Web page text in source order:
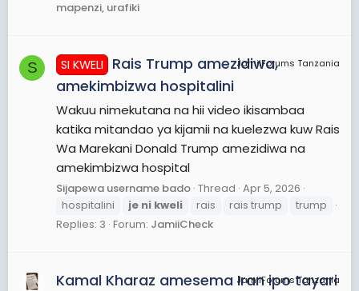
mapenzi, urafiki
S JamiiForums Tanzania
SI KWELI
Rais Trump amezidiwa,
amekimbizwa hospitalini
Wakuu nimekutana na hii video ikisambaa
katika mitandao ya kijamii na kuelezwa kuw Rais
Wa Marekani Donald Trump amezidiwa na
amekimbizwa hospital
Sijapewa username bado Thread Apr 5, 2026
hospitalini
je ni kweli rais rais trump
trump
Replies: 3 Forum: JamiiCheck
JamiiForums Tanzania
Kamal Kharaz amesema Iran ipo tayari